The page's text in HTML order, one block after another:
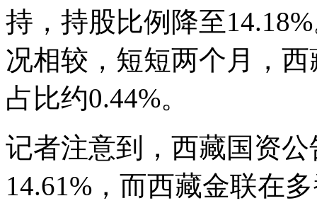
持，持股比例降至
况相较，短短两个月，
占比约0.44%。
记者注意到，西藏国资
14.61%，而西藏金联在